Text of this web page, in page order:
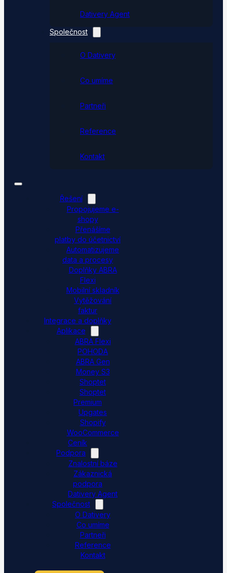
Dativery Agent
Společnost
O Dativery
Co umíme
Partneři
Reference
Kontakt
Řešení
Propojujeme e-
shopy
Přenášíme
platby do účetnictví
Automatizujeme
data a procesy
Doplňky ABRA
Flexi
Mobilní skladník
Vytěžování
faktur
Integrace a doplňky
Aplikace
ABRA Flexi
POHODA
ABRA Gen
Money S3
Shoptet
Shoptet
Premium
Upgates
Shopify
WooCommerce
Ceník
Podpora
Znalostní báze
Zákaznická
podpora
Dativery Agent
Společnost
O Dativery
Co umíme
Partneři
Reference
Kontakt